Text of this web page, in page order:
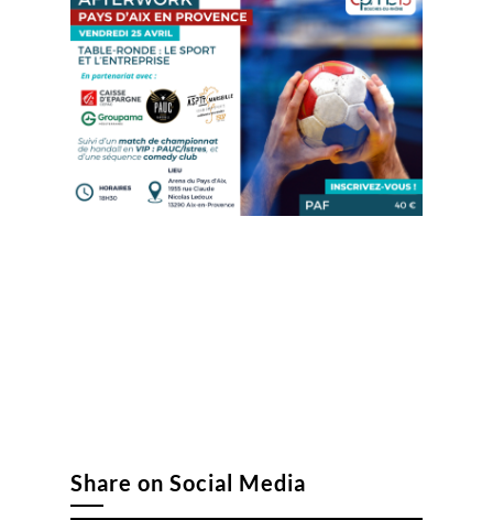
Share on Social Media